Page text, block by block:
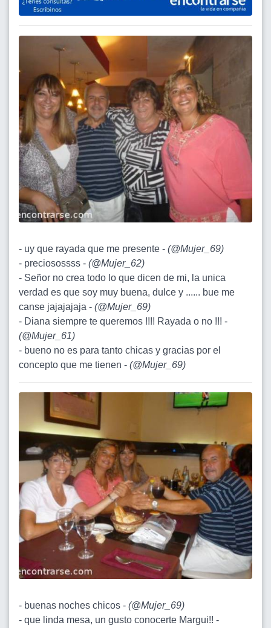
- uy que rayada que me presente - (@Mujer_69)
- preciosossss - (@Mujer_62)
- Señor no crea todo lo que dicen de mi, la unica
verdad es que soy muy buena, dulce y ...... bue me
canse jajajajaja - (@Mujer_69)
- Diana siempre te queremos !!!! Rayada o no !!! -
(@Mujer_61)
- bueno no es para tanto chicas y gracias por el
concepto que me tienen - (@Mujer_69)
- buenas noches chicos - (@Mujer_69)
- que linda mesa, un gusto conocerte Margui!! -